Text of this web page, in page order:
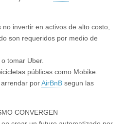
invertir en activos de alto costo,
son requeridos por medio de
tomar Uber.
públicas como Mobike.
porAirBnB segun las
CONVERGEN